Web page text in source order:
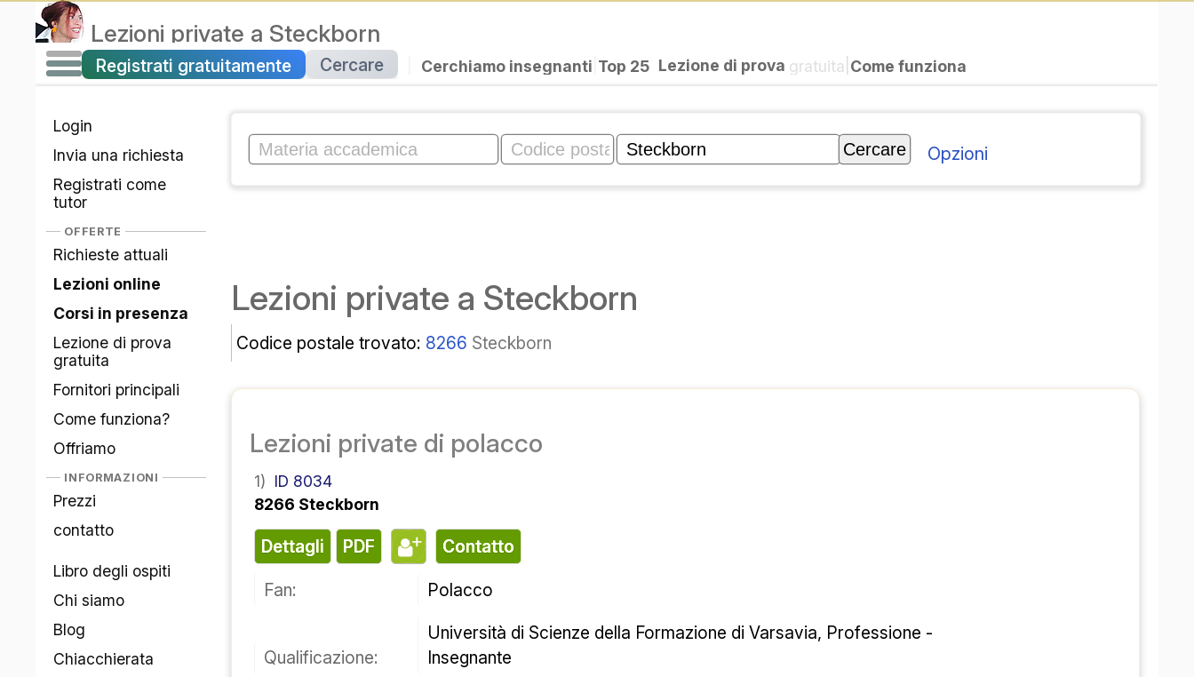
Lezioni private a Steckborn
Registrati gratuitamente Cercare Cerchiamo insegnanti Top 25 Lezione di prova gratuita Come funziona
Login
Invia una richiesta
Registrati come
tutor
OFFERTE
Richieste attuali
Lezioni online
Corsi in presenza
Lezione di prova
gratuita
Fornitori principali
Come funziona?
Offriamo
INFORMAZIONI
Prezzi
contatto
Libro degli ospiti
Chi siamo
Blog
Chiacchierata
Opzioni
Lezioni private a Steckborn
Codice postale trovato: 8266 Steckborn
Lezioni private di polacco
1) ID 8034
8266 Steckborn
Dettagli PDF contatto
Fan: Polacco
Qualificazione:
Università di Scienze della Formazione di Varsavia, Professione -
Insegnante